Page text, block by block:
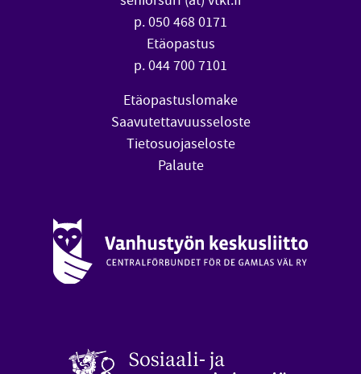
p. 050 468 0171
Etäopastus
p. 044 700 7101
Etäopastuslomake
Saavutettavuusseloste
Tietosuojaseloste
Palaute